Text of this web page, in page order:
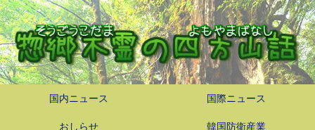
国内ニュース 国際ニュース
おしらせ 韓国防衛産業